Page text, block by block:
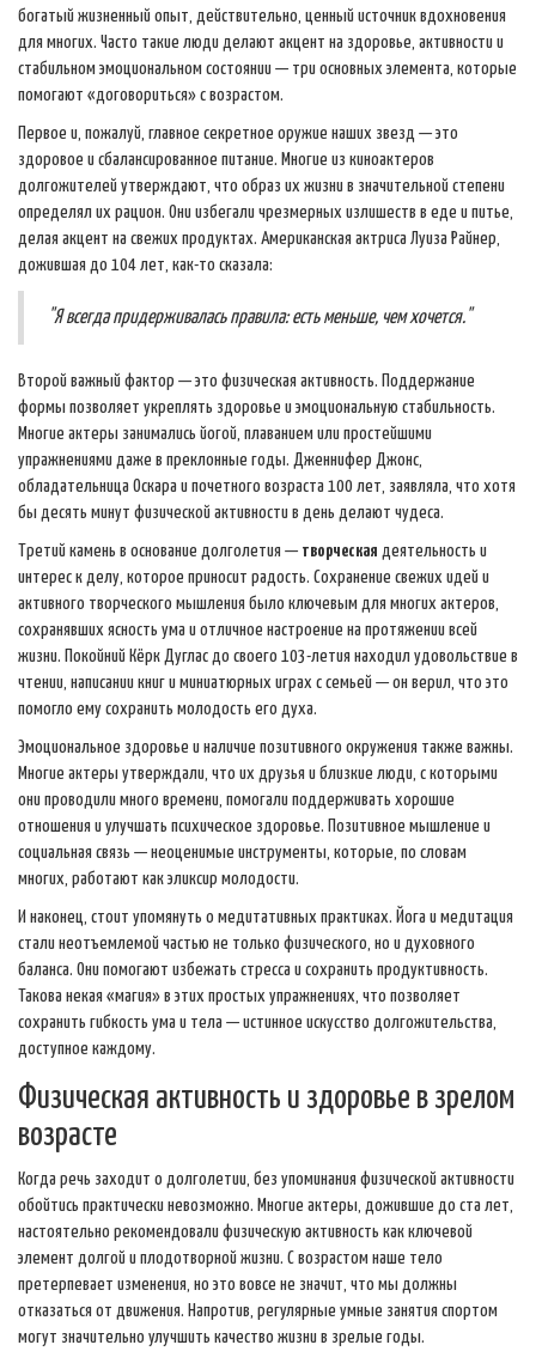
богатый жизненный опыт, действительно, ценный источник вдохновения
для многих. Часто такие люди делают акцент на здоровье, активности и
стабильном эмоциональном состоянии — три основных элемента, которые
помогают «договориться» с возрастом.
Первое и, пожалуй, главное секретное оружие наших звезд — это
здоровое и сбалансированное питание. Многие из киноактеров
долгожителей утверждают, что образ их жизни в значительной степени
определял их рацион. Они избегали чрезмерных излишеств в еде и питье,
делая акцент на свежих продуктах. Американская актриса Луиза Райнер,
дожившая до 104 лет, как-то сказала:
"Я всегда придерживалась правила: есть меньше, чем хочется."
Второй важный фактор — это физическая активность. Поддержание
формы позволяет укреплять здоровье и эмоциональную стабильность.
Многие актеры занимались йогой, плаванием или простейшими
упражнениями даже в преклонные годы. Дженнифер Джонс,
обладательница Оскара и почетного возраста 100 лет, заявляла, что хотя
бы десять минут физической активности в день делают чудеса.
Третий камень в основание долголетия — творческая деятельность и
интерес к делу, которое приносит радость. Сохранение свежих идей и
активного творческого мышления было ключевым для многих актеров,
сохранявших ясность ума и отличное настроение на протяжении всей
жизни. Покойний Кёрк Дуглас до своего 103-летия находил удовольствие в
чтении, написании книг и миниатюрных играх с семьей — он верил, что это
помогло ему сохранить молодость его духа.
Эмоциональное здоровье и наличие позитивного окружения также важны.
Многие актеры утверждали, что их друзья и близкие люди, с которыми
они проводили много времени, помогали поддерживать хорошие
отношения и улучшать психическое здоровье. Позитивное мышление и
социальная связь — неоценимые инструменты, которые, по словам
многих, работают как эликсир молодости.
И наконец, стоит упомянуть о медитативных практиках. Йога и медитация
стали неотъемлемой частью не только физического, но и духовного
баланса. Они помогают избежать стресса и сохранить продуктивность.
Такова некая «магия» в этих простых упражнениях, что позволяет
сохранить гибкость ума и тела — истинное искусство долгожительства,
доступное каждому.
Физическая активность и здоровье в зрелом
возрасте
Когда речь заходит о долголетии, без упоминания физической активности
обойтись практически невозможно. Многие актеры, дожившие до ста лет,
настоятельно рекомендовали физическую активность как ключевой
элемент долгой и плодотворной жизни. С возрастом наше тело
претерпевает изменения, но это вовсе не значит, что мы должны
отказаться от движения. Напротив, регулярные умные занятия спортом
могут значительно улучшить качество жизни в зрелые годы.